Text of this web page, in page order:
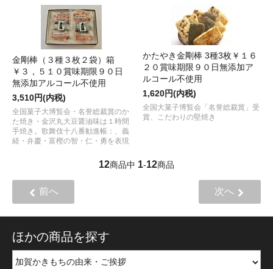
金剛棒（３種３枚２袋）箱
￥３，５１０賞味期限９０日
無添加アルコール不使用
3,510円(内税)
全国菓子大博覧会・名誉総裁賞のか
た焼き・金沢丸大豆醤油味は１時間
手焼き。歌舞伎十八番勧進帳：、義
経・弁慶・富樫の智・仁・勇を表現
かたやき金剛棒 3種3枚￥１６
２０賞味期限９０日無添加ア
ルコール不使用
1,620円(内税)
全国大菓子博覧会「名誉総裁賞」受
賞、こだわりの堅焼き
12商品中 1-12商品
前へ 次へ
ほかの商品を探す